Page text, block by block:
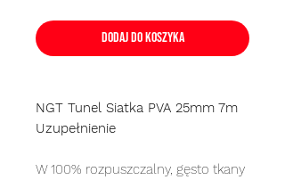
Dodaj do koszyka
NGT Tunel Siatka PVA 25mm 7m
Uzupełnienie
W 100% rozpuszczalny, gęsto tkany